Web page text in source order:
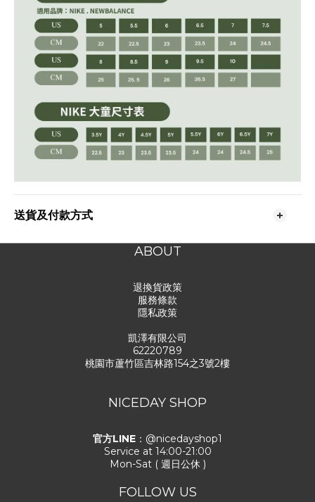
送貨及付款方式
ABOUT
退換貨政策
服務條款
隱私政策
凱澤有限公司
62220789
桃園市蘆竹區吉林路154之3號2樓
NICEDAY SHOP
官方LINE ：@nicedayshop1
Service at 14:00-21:00
Mon-Sat ( 週日公休 )
FOLLOW US